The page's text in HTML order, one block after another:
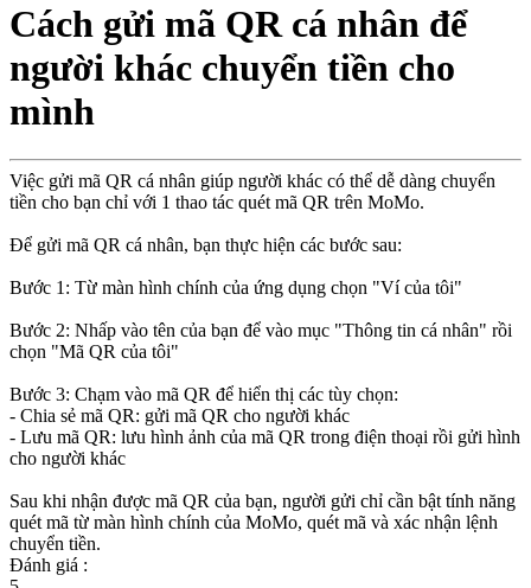
Cách gửi mã QR cá nhân để
người khác chuyển tiền cho
mình
Việc gửi mã QR cá nhân giúp người khác có thể dễ dàng chuyển
tiền cho bạn chỉ với 1 thao tác quét mã QR trên MoMo.
Để gửi mã QR cá nhân, bạn thực hiện các bước sau:
Bước 1: Từ màn hình chính của ứng dụng chọn "Ví của tôi"
Bước 2: Nhấp vào tên của bạn để vào mục "Thông tin cá nhân" rồi
chọn "Mã QR của tôi"
Bước 3: Chạm vào mã QR để hiển thị các tùy chọn:
- Chia sẻ mã QR: gửi mã QR cho người khác
- Lưu mã QR: lưu hình ảnh của mã QR trong điện thoại rồi gửi hình
cho người khác
Sau khi nhận được mã QR của bạn, người gửi chỉ cần bật tính năng
quét mã từ màn hình chính của MoMo, quét mã và xác nhận lệnh
chuyển tiền.
Đánh giá :